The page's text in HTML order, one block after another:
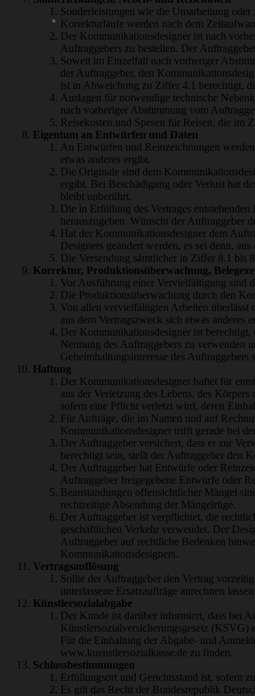
Sonderleistungen wie die Umarbeitung
Korrekturläufe werden nach dem
Der Kommunikationsdesigner ist nach
Auftraggebers zu bestellen. Der
Soweit im Einzelfall nach vorheriger
der Auftraggeber, den
ist in Abweichung zu Ziffer 4.1 berechtigt,
Auslagen für notwendige technische
nach vorheriger Abstimmung vom
Reisekosten und Spesen für Reisen, die im
Eigentum an Entwürfen und Daten
An Entwürfen und Reinzeichnungen
etwas anderes ergibt.
Die Originale sind dem
ergibt. Bei Beschädigung oder Verlust hat
bleibt unberührt.
Die in Erfüllung des Vertrages
herauszugeben. Wünscht der Auftraggeber
Hat der Kommunikationsdesigner dem
Designers geändert werden, es sei denn,
Die Versendung sämtlicher in Ziffer 8.1 bis
Korrektur, Produktionsüberwachung,
Vor Ausführung einer Vervielfältigung sind
Die Produktionsüberwachung durch den
Von allen vervielfältigten Arbeiten überlässt
aus dem Vertragszweck sich etwas anderes
Der Kommunikationsdesigner ist
Nennung des Auftraggebers zu verwenden
Geheimhaltungsinteresse des
Haftung
Der Kommunikationsdesigner haftet für
aus der Verletzung des Lebens, des
sofern eine Pflicht verletzt wird, deren
Für Aufträge, die im Namen und auf
Kommunikationsdesigner trifft gerade bei
Der Auftraggeber versichert, dass er zur
berechtigt sein, stellt der Auftraggeber den
Der Auftraggeber hat Entwürfe oder
Auftraggeber freigegebene Entwürfe oder
Beanstandungen offensichtlicher Mängel
rechtzeitige Absendung der Mängelrüge.
Der Auftraggeber ist verpflichtet, die
geschäftlichen Verkehr verwendet. Der
Auftraggeber auf rechtliche Bedenken
Kommunikationsdesigners.
Vertragsauflösung
Sollte der Auftraggeber den Vertrag
unterlassene Ersatzaufträge anrechnen
Künstlersozialabgabe
Der Kunde ist darüber informiert, dass bei
Künstlersozialversicherungsgesetz (KSVG)
Für die Einhaltung der Abgabe- und
www.kuenstlersozialkasse.de zu finden.
Schlussbestimmungen
Erfüllungsort und Gerichtsstand ist, sofern
Es gilt das Recht der Bundesrepublik